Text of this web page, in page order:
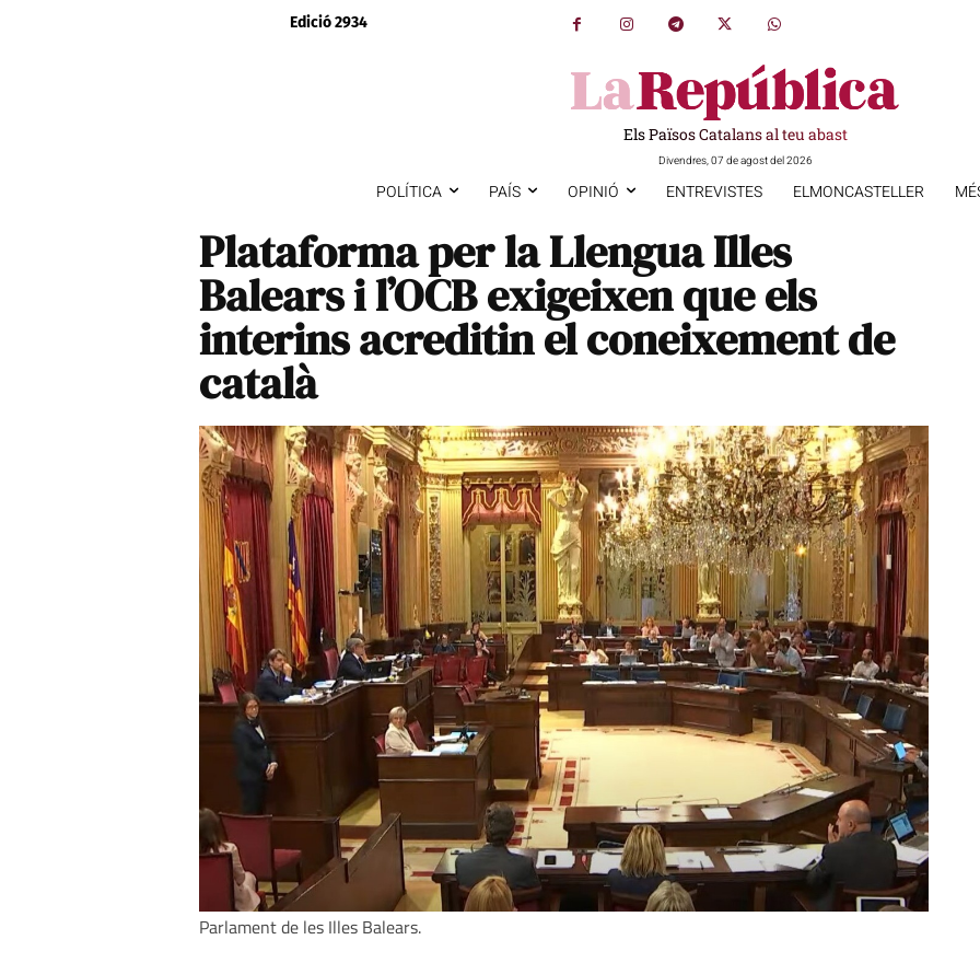
Edició 2934
Els Països Catalans al teu abast
Divendres, 07 de agost del 2026
POLÍTICA PAÍS OPINIÓ ENTREVISTES ELMONCASTELLER
Plataforma per la Llengua Illes
Balears i l’OCB exigeixen que els
interins acreditin el coneixement de
català
Parlament de les Illes Balears.